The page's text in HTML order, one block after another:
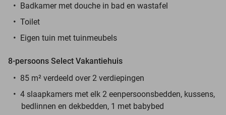
Badkamer met douche in bad en wastafel
Toilet
Eigen tuin met tuinmeubels
8-persoons Select Vakantiehuis
85 m² verdeeld over 2 verdiepingen
4 slaapkamers met elk 2 eenpersoonsbedden, kussens,
bedlinnen en dekbedden, 1 met babybed